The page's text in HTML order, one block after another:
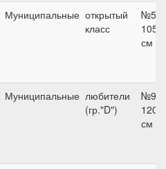
Муниципальные открытый
класс
№5,
105
см
Муниципальные любители
(гр."D")
№9,
120
см